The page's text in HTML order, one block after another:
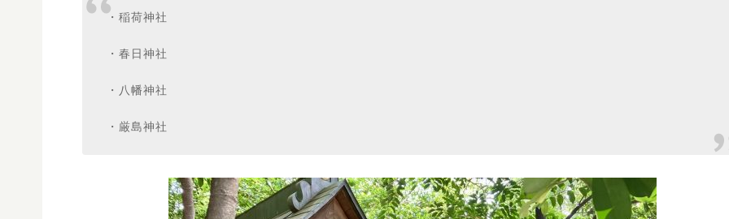
・稲荷神社
・春日神社
・八幡神社
・厳島神社